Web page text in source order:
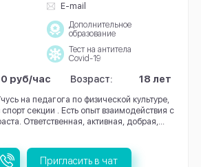
E-mail
Дополнительное
образование
Тест на антитела
Covid-19
руб/час Возраст: 18 лет
на педагога по физической культуре,
секции . Есть опыт взаимодействия с
Ответственная, активная, добрая,...
Пригласить в чат